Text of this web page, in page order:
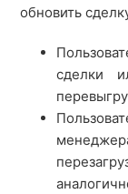
обновить
сделки